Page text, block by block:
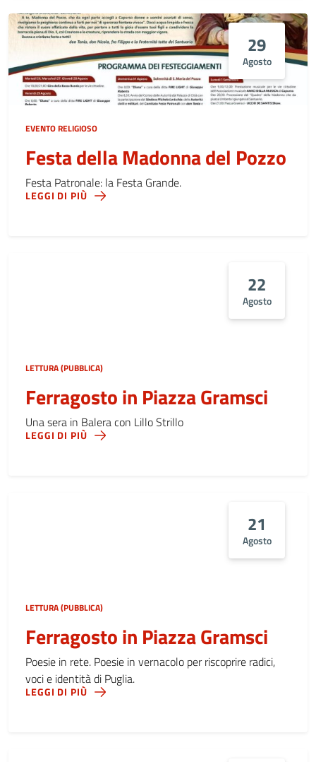
29
Agosto
EVENTO RELIGIOSO
Festa della Madonna del Pozzo
Festa Patronale: la Festa Grande.
LEGGI DI PIÙ
22
Agosto
LETTURA (PUBBLICA)
Ferragosto in Piazza Gramsci
Una sera in Balera con Lillo Strillo
LEGGI DI PIÙ
21
Agosto
LETTURA (PUBBLICA)
Ferragosto in Piazza Gramsci
Poesie in rete. Poesie in vernacolo per riscoprire radici,
voci e identità di Puglia.
LEGGI DI PIÙ